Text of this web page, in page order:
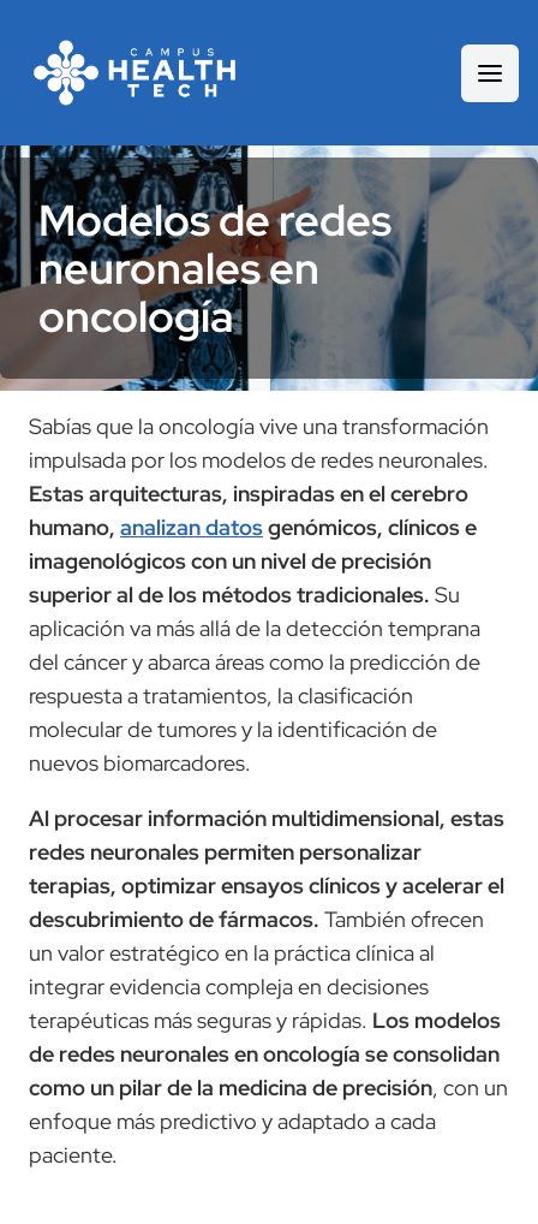
Modelos de redes
neuronales en
oncología
Sabías que la oncología vive una transformación
impulsada por los modelos de redes neuronales.
Estas arquitecturas, inspiradas en el cerebro
humano, analizan datosgenómicos, clínicos e
imagenológicos con un nivel de precisión
superior al de los métodos tradicionales. Su
aplicación va más allá de la detección temprana
del cáncer y abarca áreas como la predicción de
respuesta a tratamientos, la clasificación
molecular de tumores y la identificación de
nuevos biomarcadores.
Al procesar información multidimensional, estas
redes neuronales permiten personalizar
terapias, optimizar ensayos clínicos y acelerar el
descubrimiento de fármacos. También ofrecen
un valor estratégico en la práctica clínica al
integrar evidencia compleja en decisiones
terapéuticas más seguras y rápidas. Los modelos
de redes neuronales en oncología se consolidan
como un pilar de la medicina de precisión, con un
enfoque más predictivo y adaptado a cada
paciente.